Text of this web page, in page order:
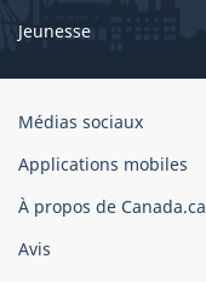
Jeunesse
Organisation
gouvernement
du
Canada
Médias sociaux
Applications mobiles
À propos de Canada.ca
Avis